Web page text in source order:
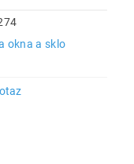
okna a sklo